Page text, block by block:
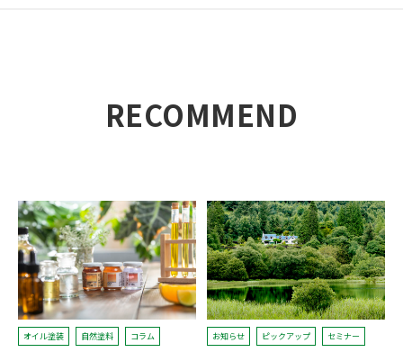
RECOMMEND
オイル塗装 自然塗料 コラム お知らせ ピックアップ セミナー